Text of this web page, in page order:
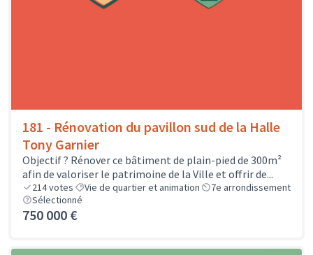
181 - Rénovation du pavillon sud de la Halle
Tony Garnier
Objectif ? Rénover ce bâtiment de plain-pied de 300m²
afin de valoriser le patrimoine de la Ville et offrir de...
214votes Vie de quartier et animation
7e arrondissement
Sélectionné
750 000 €